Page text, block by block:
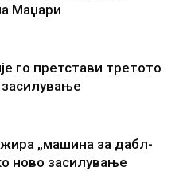
Маџари
го претстави третото
„машина за дабл-
ново засилување